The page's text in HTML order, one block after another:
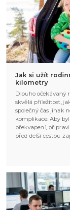
Jak si užít
kilometry
Dlouho očekávaný
skvělá příležitost,
společný čas jinak
komplikace. Aby
překvapení,
před delší cestou